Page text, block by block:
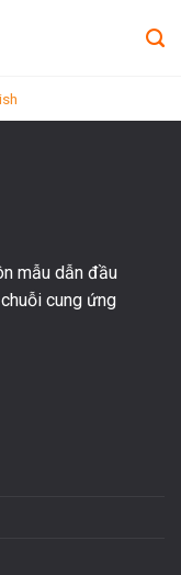
mẫu dẫn đầu
cung ứng